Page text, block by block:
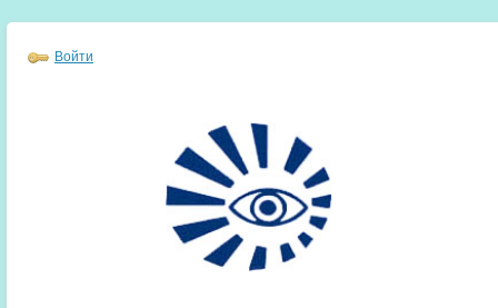
Войти